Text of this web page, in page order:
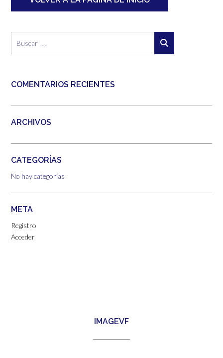
COMENTARIOS RECIENTES
ARCHIVOS
CATEGORÍAS
No hay categorías
META
Registro
Acceder
IMAGEVF